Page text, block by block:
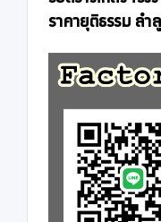
ราคายุติธรรม ลำ